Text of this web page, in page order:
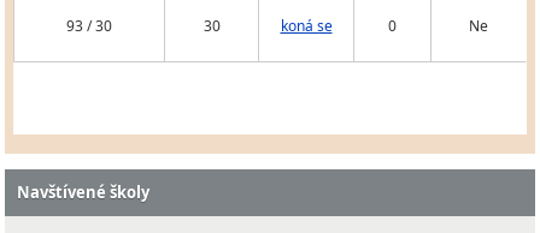
93 / 30 30 koná se 0 Ne
Navštívené školy